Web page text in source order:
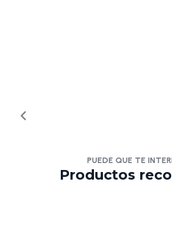
PUEDE QUE TE
Productos